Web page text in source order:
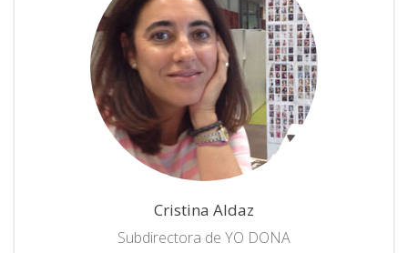
Cristina Aldaz
Subdirectora de YO DONA